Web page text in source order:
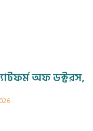
অফ ডক্টরস,